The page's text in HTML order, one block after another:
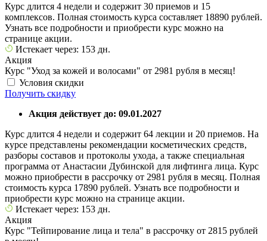
Курс длится 4 недели и содержит 30 приемов и 15
комплексов. Полная стоимость курса составляет 18890 рублей.
Узнать все подробности и приобрести курс можно на
странице акции.
Истекает через: 153 дн.
Акция
Курс "Уход за кожей и волосами" от 2981 рубля в месяц!
Условия скидки
Получить скидку
Акция действует до: 09.01.2027
Курс длится 4 недели и содержит 64 лекции и 20 приемов. На
курсе представлены рекомендации косметических средств,
разборы составов и протоколы ухода, а также специальная
программа от Анастасии Дубинской для лифтинга лица. Курс
можно приобрести в рассрочку от 2981 рубля в месяц. Полная
стоимость курса 17890 рублей. Узнать все подробности и
приобрести курс можно на странице акции.
Истекает через: 153 дн.
Акция
Курс "Тейпирование лица и тела" в рассрочку от 2815 рублей